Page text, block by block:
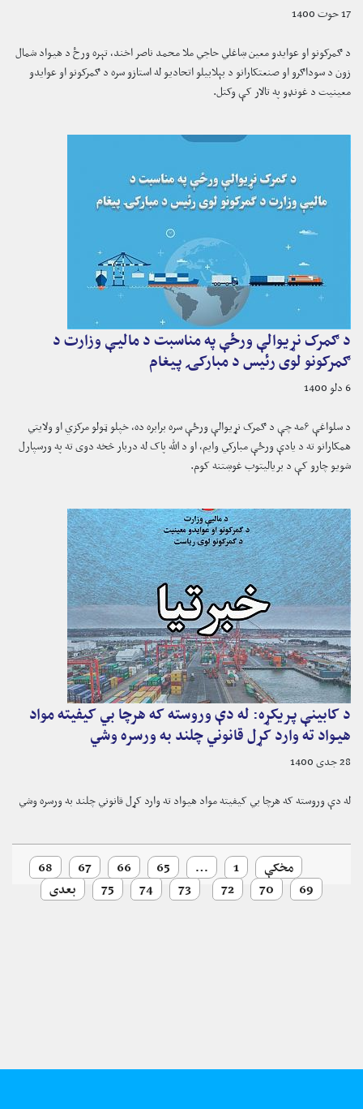
17 حوت 1400
د ګمرکونو او عوایدو معین ښاغلي حاجي ملا محمد ناصر اخند، تېره ورځ د هیواد شمال
زون د سوداګرو او صنعتکارانو د بېلابیلو اتحادیو له استازو سره د ګمرکونو او عوایدو
معینیت د غونډو په تالار کې وکتل.
د ګمرک نړیوالې ورځې په مناسبت د مالیې وزارت د
ګمرکونو لوی رئیس د مبارکۍ پیغام
6 دلو 1400
د سلواغې ۶مه چې د ګمرک نړیوالې ورځې سره برابره ده، خپلو ټولو مرکزي او ولایتي
همکارانو ته د یادې ورځې مبارکي وایم، او د الله پاک له دربار څخه دوی ته په ورسپارل
شویو چارو کې د بریالیتوب غوښتنه کوم.
د کابینې پریکړه: له دې وروسته که هرچا بي کیفیته مواد
هیواد ته وارد کړل قانوني چلند به ورسره وشي
28 جدی 1400
له دې وروسته که هرچا بي کیفیته مواد هیواد ته وارد کړل قانوني چلند به ورسره وشي
مخکې 1
…
65
66
67
68
69
70
72
73
74
75 بعدی